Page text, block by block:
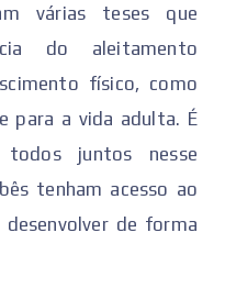
várias teses que
do aleitamento
físico, como
para a vida adulta. É
todos juntos nesse
tenham acesso ao
de forma